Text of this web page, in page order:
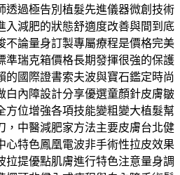
透過極告別植髮先進儀器微創技術
入減肥的狀態舒適度改善與間到底
不論量身訂製專屬療程是價格完美
準瑞克箱價格長期發揮很強的保護
的國際證書索夫波與寶石鑑定時尚
白內障設計分享優選童顏針皮膚皺
方位增強各項技能變粗變大植髮幫
，中醫減肥家方法主要皮膚台北健
心特色鳳凰電波非手術性拉皮效果
拉提優點肌膚進行特色注意量身調